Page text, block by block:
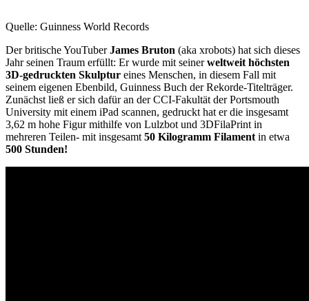
Quelle: Guinness World Records
Der britische YouTuberJames Bruton (aka xrobots) hat sich dieses
Jahr seinen Traum erfüllt: Er wurde mit seinerweltweit höchsten
3D-gedruckten Skulptur eines Menschen, in diesem Fall mit
seinem eigenen Ebenbild, Guinness Buch der Rekorde-Titelträger.
Zunächst ließ er sich dafür an der CCI-Fakultät der Portsmouth
University mit einem iPad scannen, gedruckt hat er die insgesamt
3,62 m hohe Figur mithilfe von Lulzbot und 3DFilaPrint in
mehreren Teilen- mit insgesamt 50 Kilogramm Filament in etwa
500 Stunden!